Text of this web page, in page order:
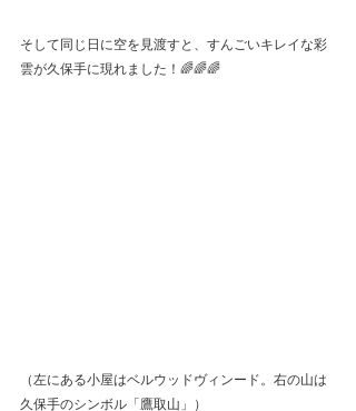
そして同じ日に空を見渡すと、すんごいキレイな彩
雲が久保手に現れました！🌈🌈🌈
（左にある小屋はベルウッドヴィンード。右の山は
久保手のシンボル「鷹取山」）